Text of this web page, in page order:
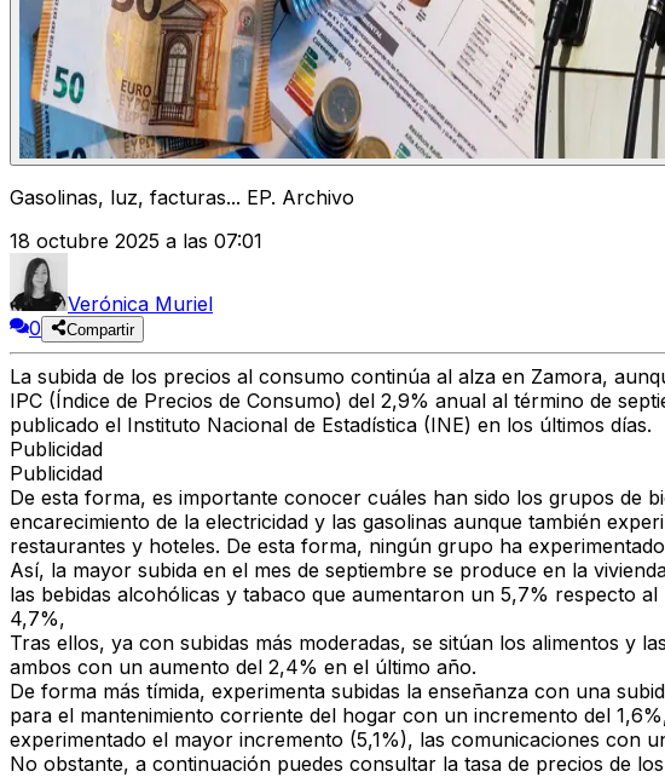
Gasolinas, luz, facturas... EP. Archivo
18 octubre 2025 a las 07:01
Verónica Muriel
0
Compartir
La subida de los precios al consumo continúa al alza en Zamora,
IPC (Índice de Precios de Consumo) del 2,9% anual al término de
publicado el Instituto Nacional de Estadística (INE) en los últimos días.
Publicidad
Publicidad
De esta forma, es importante conocer cuáles han sido los grupos de
encarecimiento de la electricidad y las gasolinas aunque también
restaurantes y hoteles. De esta forma, ningún grupo ha
Así, la mayor subida en el mes de septiembre se produce en la
las bebidas alcohólicas y tabaco que aumentaron un 5,7% respecto al
4,7%,
Tras ellos, ya con subidas más moderadas, se sitúan los alimentos y
ambos con un aumento del 2,4% en el último año.
De forma más tímida, experimenta subidas la enseñanza con una
para el mantenimiento corriente del hogar con un incremento del
experimentado el mayor incremento (5,1%), las comunicaciones con
No obstante, a continuación puedes consultar la tasa de precios de